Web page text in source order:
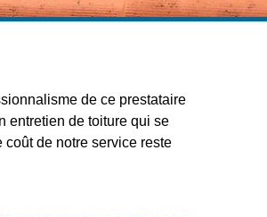
de ce prestataire
entretien de toiture qui se
de notre service reste